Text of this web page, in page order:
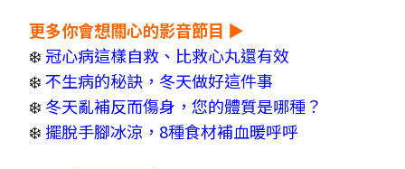
更多你會想關心的影音節目 ▶
❄️ 冠心病這樣自救、比救心丸還有效
❄️不生病的秘訣，冬天做好這件事
❄️ 冬天亂補反而傷身，您的體質是哪種？
❄️ 擺脫手腳冰涼，8種食材補血暖呼呼